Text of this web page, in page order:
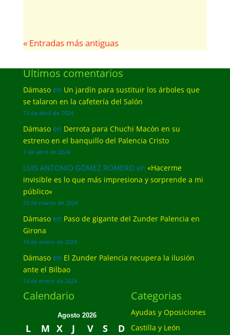
« Entradas más antiguas
Últimos comentarios
Dámasoen Un jardín para sustituir los árboles que
se talaron en la cafetería del Salón
13 de abril de 2024
Dámasoen Derrota para Chuchi Macón en su
estreno en el banquillo del Palencia Cristo
7 de abril de 2024
LUIS ANTONIO GÓMEZ ROMERO en «Hacerme
invisible es lo que más impresiona y sorprende a mi
público»
20 de marzo de 2024
Dámasoen Paso de gigante del Zunder Palencia en
Girona
14 de enero de 2024
Dámasoen El Zunder Palencia recupera la ilusión
ante el Bilbao
14 de enero de 2024
Calendario
Agosto 2026
L M X J V S
D
Categorias
Ayudas y Oposiciones
Castilla y León